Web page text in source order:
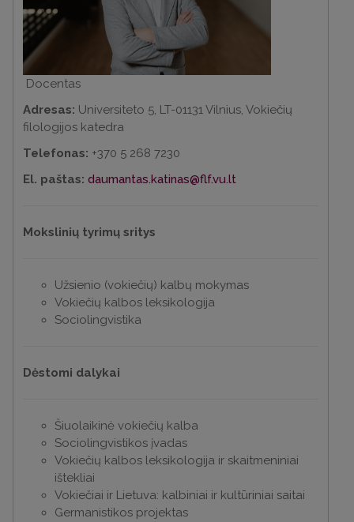
Docentas
Adresas: Universiteto 5, LT-01131 Vilnius, Vokiečių
filologijos katedra
Telefonas: +370 5 268 7230
El. paštas: daumantas.katinas@flf.vu.lt
Mokslinių tyrimų sritys
Užsienio (vokiečių) kalbų mokymas
Vokiečių kalbos leksikologija
Sociolingvistika
Dėstomi dalykai
Šiuolaikinė vokiečių kalba
Sociolingvistikos įvadas
Vokiečių kalbos leksikologija ir skaitmeniniai
ištekliai
Vokiečiai ir Lietuva: kalbiniai ir kultūriniai saitai
Germanistikos projektas